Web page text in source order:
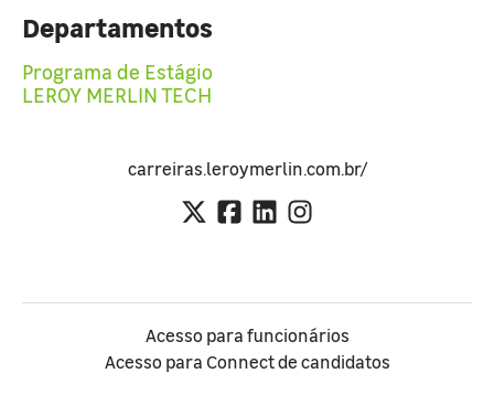
Departamentos
Programa de Estágio
LEROY MERLIN TECH
carreiras.leroymerlin.com.br/
Acesso para funcionários
Acesso para Connect de candidatos